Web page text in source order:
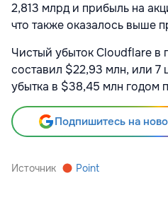
2,813 млрд и прибыль на
что также оказалось выше
Чистый убыток Cloudflare в
составил $22,93 млн, или 7
убытка в $38,45 млн годом
Подпишитесь на
Источник Point